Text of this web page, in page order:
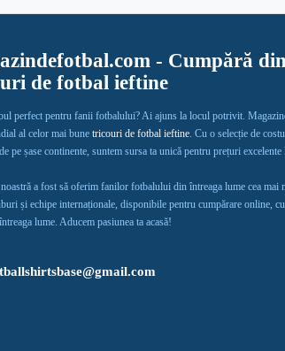
- Cumpără
de fotbal ieftine
perfect pentru fanii fotbalului? Ai ajuns la locul potrivit.
al celor mai bune tricouri de fotbal ieftine . Cu o selecție de
pe șase continente, suntem sursa ta unică pentru prețuri
a fost să oferim fanilor fotbalului din întreaga lume cea mai
și echipe internaționale, disponibile pentru cumpărare online,
lume. Aducem pasiunea ta acasă!